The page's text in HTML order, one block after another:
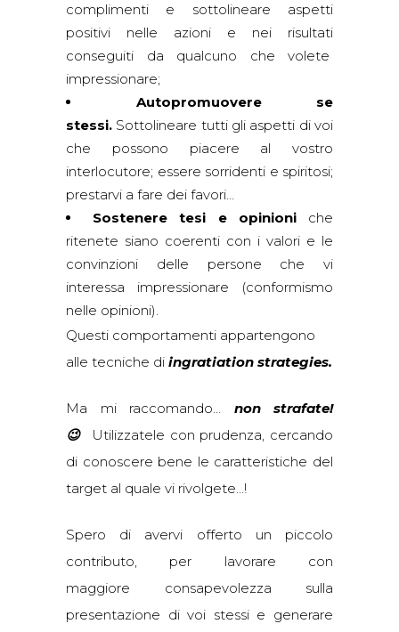
complimenti e sottolineare aspetti
positivi nelle azioni e nei risultati
conseguiti da qualcuno che volete
impressionare;
Autopromuovere se
stessi. Sottolineare tutti gli aspetti di voi
che possono piacere al vostro
interlocutore; essere sorridenti e spiritosi;
prestarvi a fare dei favori…
Sostenere tesi e opinioniche
ritenete siano coerenti con i valori e le
convinzioni delle persone che vi
interessa impressionare (conformismo
nelle opinioni).
Questi comportamenti appartengono
alle tecniche di ingratiation strategies.
Ma mi raccomando… non strafate!
😉
Utilizzatele con prudenza, cercando
di conoscere bene le caratteristiche del
target al quale vi rivolgete…!
Spero di avervi offerto un piccolo
contributo, per lavorare con
maggiore consapevolezza sulla
presentazione di voi stessi e generare